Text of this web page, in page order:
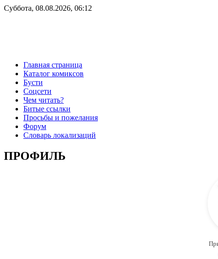
Суббота, 08.08.2026, 06:12
Главная страница
Каталог комиксов
Бусти
Соцсети
Чем читать?
Битые ссылки
Просьбы и пожелания
Форум
Словарь локализаций
ПРОФИЛЬ